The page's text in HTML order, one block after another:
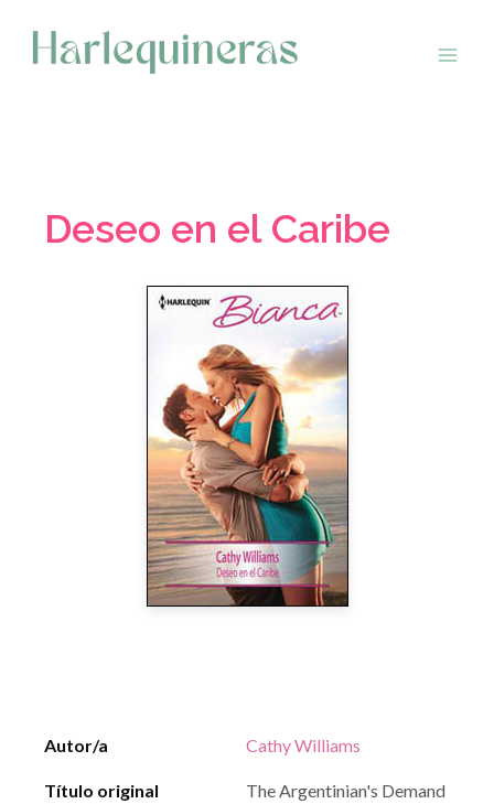
contenido
Deseo en el Caribe
Autor/a Cathy Williams
Título original
The Argentinian's Demand